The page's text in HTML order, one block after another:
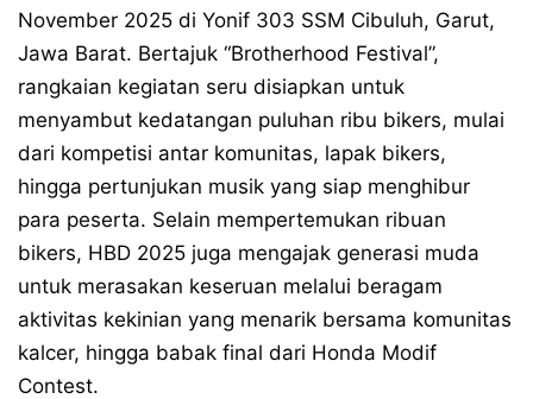
November 2025 di Yonif 303 SSM Cibuluh, Garut,
Jawa Barat. Bertajuk “Brotherhood Festival”,
rangkaian kegiatan seru disiapkan untuk
menyambut kedatangan puluhan ribu bikers, mulai
dari kompetisi antar komunitas, lapak bikers,
hingga pertunjukan musik yang siap menghibur
para peserta. Selain mempertemukan ribuan
bikers, HBD 2025 juga mengajak generasi muda
untuk merasakan keseruan melalui beragam
aktivitas kekinian yang menarik bersama komunitas
kalcer, hingga babak final dari Honda Modif
Contest.